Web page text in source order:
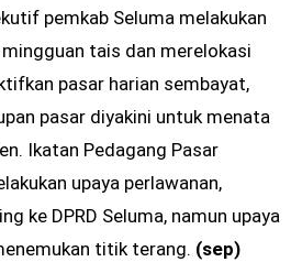
pemkab Seluma melakukan
tais dan merelokasi
pasar harian sembayat,
pasar diyakini untuk menata
Ikatan Pedagang Pasar
upaya perlawanan,
ke DPRD Seluma, namun upaya
titik terang. (sep)